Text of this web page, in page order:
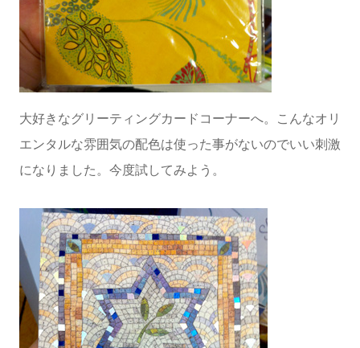
大好きなグリーティングカードコーナーへ。こんなオリ
エンタルな雰囲気の配色は使った事がないのでいい刺激
になりました。今度試してみよう。